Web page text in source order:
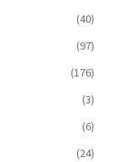
(40)
(97)
(176)
(3)
(6)
(24)